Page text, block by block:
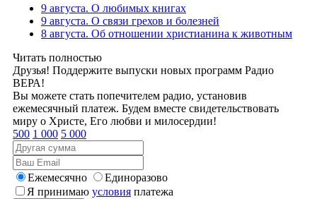
9 августа. О любимых книгах
9 августа. О связи грехов и болезней
8 августа. Об отношении христианина к животным
Читать полностью
Друзья! Поддержите выпуски новых программ Радио
ВЕРА!
Вы можете стать попечителем радио, установив
ежемесячный платеж. Будем вместе свидетельствовать
миру о Христе, Его любви и милосердии!
500 1 000 5 000
Ежемесячно
Единоразово
Я принимаю условия платежа